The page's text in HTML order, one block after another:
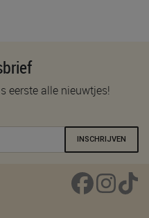
eerste alle nieuwtjes!
INSCHRIJVEN